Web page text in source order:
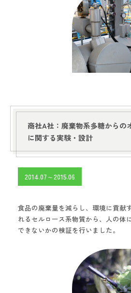
商社A社：廃棄物系多糖からの
に関する実験・設計
2014.07～2015.06
食品の廃棄量を減らし、環境に貢献
れるセルロース系物質から、人の体
できないかの検証を行いました。